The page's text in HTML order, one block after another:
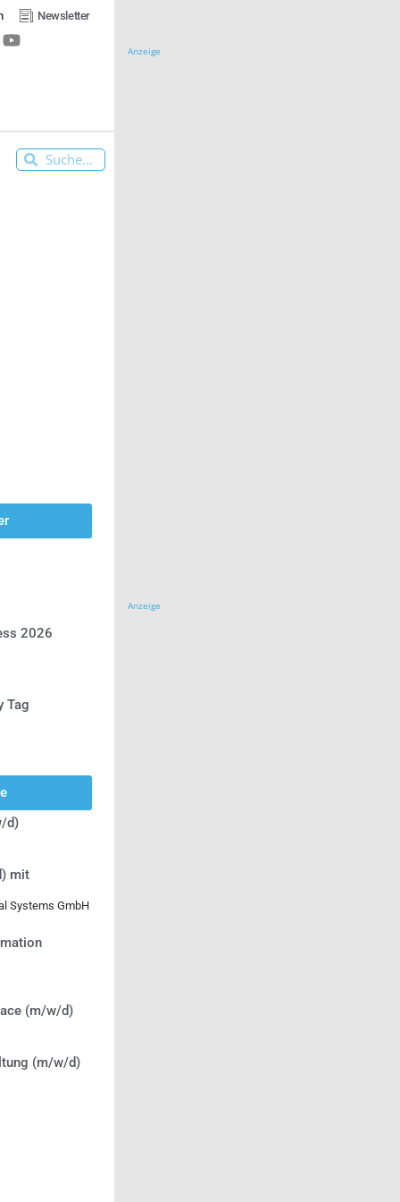
Newsletter
2026
Tag
d)
mit
Systems GmbH
(m/w/d)
(m/w/d)
Anzeige
Anzeige